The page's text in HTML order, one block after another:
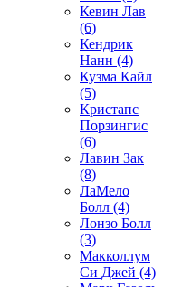
Кевин Лав
(6)
Кендрик
Нанн (4)
Кузма Кайл
(5)
Кристапс
Порзингис
(6)
Лавин Зак
(8)
ЛаМело
Болл (4)
Лонзо Болл
(3)
Макколлум
Си Джей (4)